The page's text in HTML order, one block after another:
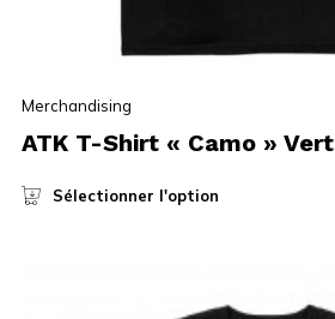
Merchandising
ATK T-Shirt « Camo » Vert
Sélectionner l'option